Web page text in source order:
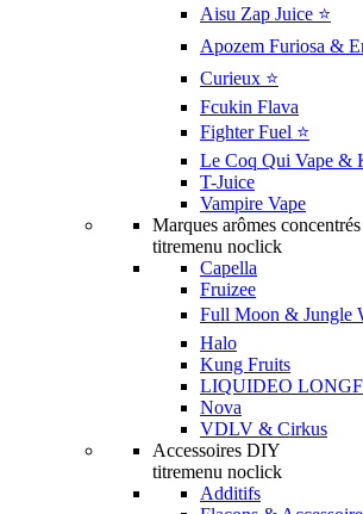
Aisu Zap Juice ⭐️
Apozem Furiosa &
Curieux ⭐️
Fcukin Flava
Fighter Fuel ⭐️
Le Coq Qui Vape &
T-Juice
Vampire Vape
Marques arômes concentrés
titremenu noclick
Capella
Fruizee
Full Moon & Jungle
Halo
Kung Fruits
LIQUIDEO
Nova
VDLV & Cirkus
Accessoires DIY
titremenu noclick
Additifs